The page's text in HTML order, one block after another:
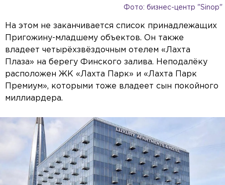
Фото: бизнес-центр "Sinop"
На этом не заканчивается список принадлежащих
Пригожину-младшему объектов. Он также
владеет четырёхзвёздочным отелем «Лахта
Плаза» на берегу Финского залива. Неподалёку
расположен ЖК «Лахта Парк» и «Лахта Парк
Премиум», которыми тоже владеет сын покойного
миллиардера.